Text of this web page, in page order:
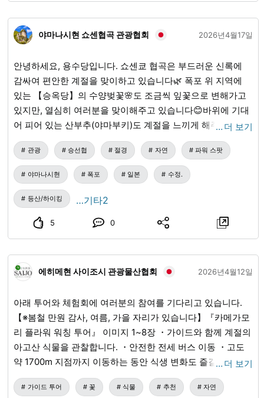
야마나시현 쇼센협곡 관광협회 2026년4월17일
안녕하세요, 용수당입니다. 쇼센쿄 협곡은 부드러운 신록에
감싸여 편안한 계절을 맞이하고 있습니다🌿 폭포 위 지역에
있는 【승옥당】의 수양벚꽃🌸도 조금씩 잎꽃으로 변해가고
있지만, 열심히 여러분을 맞이해주고 있습니다😊바위에 기대
어 피어 있는 산부추(야마부키)도 계절을 느끼게 해주네요❗️ 쇼
센쿄 협곡은 4월의 탄생석인 【수정】의 발상지로도 유명합
니다. 액세서리부터 인테리어까지 모두 활용할 수 있으며, 개
운, 정화, 마귀 쫓기 등 소유자를 가리지 않고 '만능의 돌'이라
고도 불리고 있습니다✨ 폭포 위 지역에서는 여덟 개의 구슬을
던지는 소원을 비는 팔옥지 등, 일상을 잊고 즐길 수 있는 장소
진 미소를 만날 날을 스태프 모두 기대하고 있습니다😊
… 더 보기
관광 승선협 절경 자연 파워 스팟
야마나시현 폭포 일본 수정.
등산/하이킹 …기타2
5 0
에히메현 사이조시 관광물산협회 2026년4월12일
아래 투어와 체험회에 여러분의 참여를 기다리고 있습니다.
【※봄철 만원 감사, 여름, 가을 자리가 있습니다】『카메가모
리 플라워 워칭 투어』 이미지 1~8장 ・가이드와 함께 계절의
아고산 식물을 관찰합니다. ・안전한 전세 버스 이동 ・고도
약 1700m 지점까지 이동하는 동안 식생 변화도 즐길 수 있습
니다. ・절경 포인트에서는 기념 촬영도 가능합니다. ・포장
도로를 느긋하게 걸으며 산의 공기를 간편하게 만끽합니다.
… 더 보기
가이드 투어 꽃 식물 추천 자연